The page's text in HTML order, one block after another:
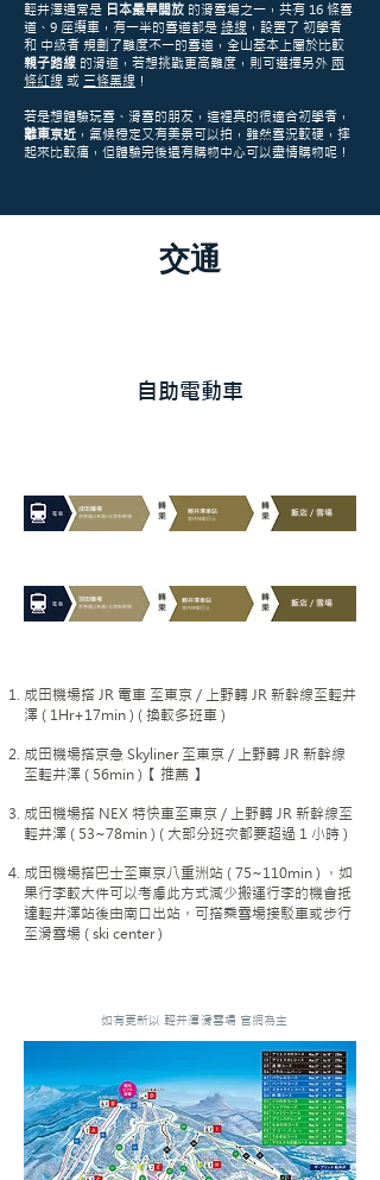
輕井澤通常是 日本最早開放 的滑雪場之一，共有 16 條雪
道、9 座纜車，有一半的雪道都是 綠線 ，設置了 初學者
和 中級者 規劃了難度不一的雪道，全山基本上屬於比較
親子路線 的滑道，若想挑戰更高難度，則可選擇另外 兩
條紅線 或 三條黑線 ！
若是想體驗玩雪、滑雪的朋友，這裡真的很適合初學者，
離東京近 ，氣候穩定又有美景可以拍，雖然雪況較硬，摔
起來比較痛，但體驗完後還有購物中心可以盡情購物呢！
​交通
​自助電動車
輕井澤車站
​等待接駁巴士
飯店 / 雪場
​轉
乘
成田機場
京急線/JR線/北陸新幹線
​轉
乘
羽田機場
京急線/JR線/北陸新幹線 飯店 / 雪場
​轉
乘
​轉
乘
輕井澤車站
​等待接駁巴士
成田機場搭 JR 電車 至東京 / 上野轉 JR 新幹線至輕井
澤 ( 1Hr+17min ) ( 換較多班車 )
成田機場搭京急 Skyliner 至東京 / 上野轉 JR 新幹線
至輕井澤 ( 56min )【 推薦 】
成田機場搭 NEX 特快車至東京 / 上野轉 JR 新幹線至
輕井澤 ( 53~78min ) ( 大部分班次都要超過 1 小時 )
成田機場搭巴士至東京八重洲站 ( 75~110min ) ，如
果行李較大件可以考慮此方式減少搬運行李的機會抵
達輕井澤站後由南口出站，可搭乘雪場接駁車或步行
至滑雪場 ( ski center )
如有更新以 輕井澤滑雪場 官網為主